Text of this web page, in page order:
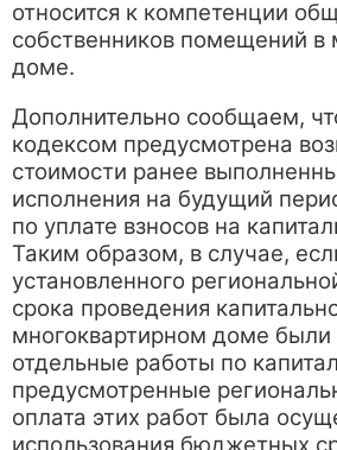
относится к компетенции
собственников помещений в
доме.
Дополнительно сообщаем,
кодексом предусмотрена
стоимости ранее
исполнения на будущий
по уплате взносов на
Таким образом, в случае,
установленного
срока проведения
многоквартирном доме
отдельные работы по
предусмотренные
оплата этих работ была